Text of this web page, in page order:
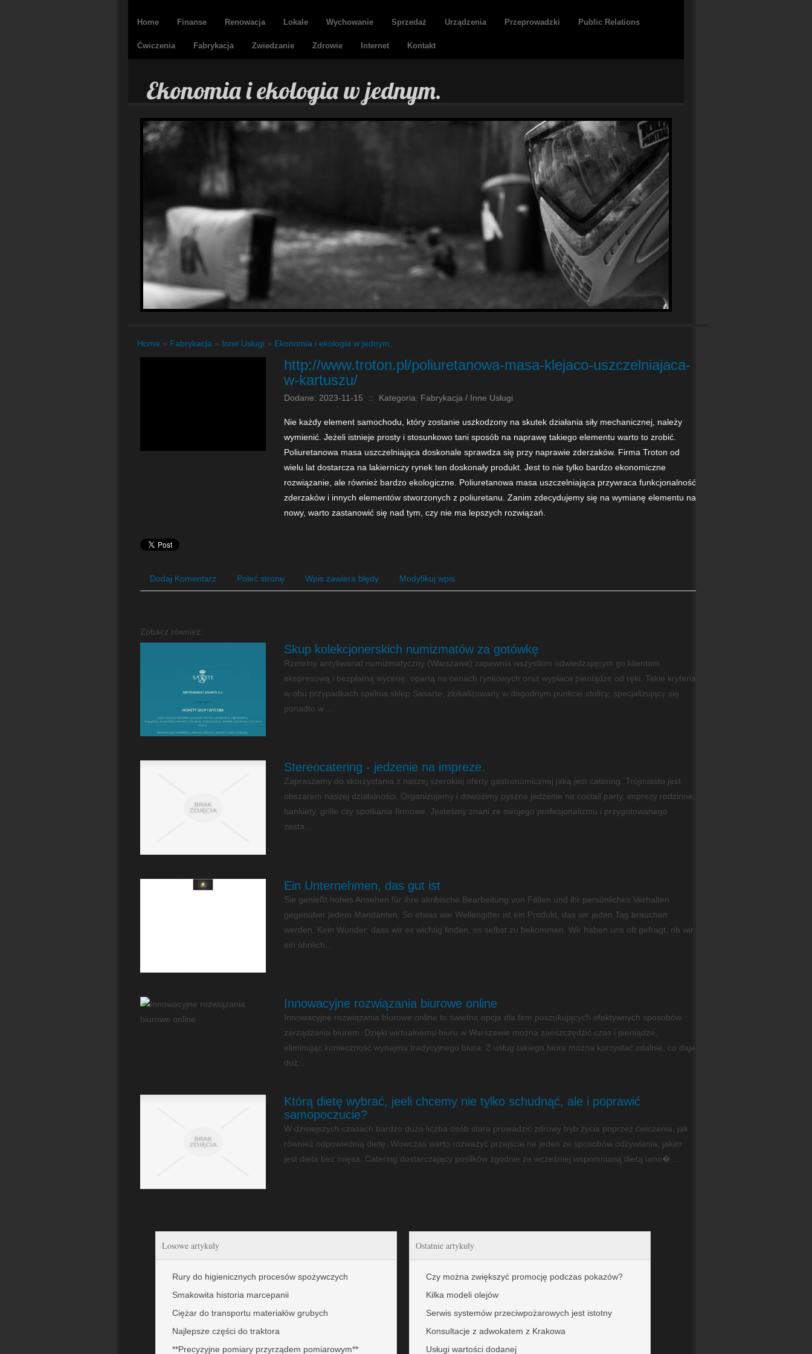
Home Finanse Renowacja Lokale Wychowanie Sprzedaż Urządzenia Przeprowadzki Public Relations
Ćwiczenia Fabrykacja Zwiedzanie Zdrowie Internet Kontakt
Ekonomia i ekologia w jednym.
Home » Fabrykacja » Inne Usługi » Ekonomia i ekologia w jednym.
http://www.troton.pl/poliuretanowa-masa-klejaco-uszczelniajaca-
w-kartuszu/
Dodane: 2023-11-15 :: Kategoria: Fabrykacja / Inne Usługi
Nie każdy element samochodu, który zostanie uszkodzony na skutek działania siły mechanicznej, należy
wymienić. Jeżeli istnieje prosty i stosunkowo tani sposób na naprawę takiego elementu warto to zrobić.
Poliuretanowa masa uszczelniająca doskonale sprawdza się przy naprawie zderzaków. Firma Troton od
wielu lat dostarcza na lakierniczy rynek ten doskonały produkt. Jest to nie tylko bardzo ekonomiczne
rozwiązanie, ale również bardzo ekologiczne. Poliuretanowa masa uszczelniająca przywraca funkcjonalność
zderzaków i innych elementów stworzonych z poliuretanu. Zanim zdecydujemy się na wymianę elementu na
nowy, warto zastanowić się nad tym, czy nie ma lepszych rozwiązań.
Dodaj Komentarz Poleć stronę Wpis zawiera błędy Modyfikuj wpis
Zobacz również:
Skup kolekcjonerskich numizmatów za gotówkę
Rzetelny antykwariat numizmatyczny (Warszawa) zapewnia wszystkim odwiedzającym go klientom
ekspresową i bezpłatną wycenę, opartą na cenach rynkowych oraz wypłaca pieniądze od ręki. Takie kryteria
w obu przypadkach spełnia sklep Sasarte, zlokalizowany w dogodnym punkcie stolicy, specjalizujący się
ponadto w ...
Stereocatering - jedzenie na impreze.
Zapraszamy do skorzystania z naszej szerokiej oferty gastronomicznej jaką jest catering. Trójmiasto jest
obszarem naszej działalności. Organizujemy i dowozimy pyszne jedzenie na coctail party, imprezy rodzinne,
bankiety, grille czy spotkania firmowe. Jesteśmy znani ze swojego profesjonalizmu i przygotowanego
zesta...
Ein Unternehmen, das gut ist
Sie genießt hohes Ansehen für ihre akribische Bearbeitung von Fällen und ihr persönliches Verhalten
gegenüber jedem Mandanten. So etwas wie Wellengitter ist ein Produkt, das wir jeden Tag brauchen
werden. Kein Wunder, dass wir es wichtig finden, es selbst zu bekommen. Wir haben uns oft gefragt, ob wir
ein ähnlich...
Innowacyjne rozwiązania biurowe online
Innowacyjne rozwiązania biurowe online to świetna opcja dla firm poszukujących efektywnych sposobów
zarządzania biurem. Dzięki wirtualnemu biuru w Warszawie można zaoszczędzić czas i pieniądze,
eliminując konieczność wynajmu tradycyjnego biura. Z usług takiego biura można korzystać zdalnie, co daje
duż...
Którą dietę wybrać, jeeli chcemy nie tylko schudnąć, ale i poprawić
samopoczucie?
W dzisiejszych czasach bardzo duża liczba osób stara prowadzić zdrowy tryb życia poprzez ćwiczenia, jak
również odpowiednią dietę. Wowczas warto rozważyć przejście ne jeden ze sposobów odżywiania, jakim
jest dieta bez mięsa. Catering dostarczający posiłków zgodnie ze wcześniej wspomnianą dietą umo�...
Losowe artykuły
Rury do higienicznych procesów spożywczych
Smakowita historia marcepanii
Ciężar do transportu materiałów grubych
Najlepsze części do traktora
**Precyzyjne pomiary przyrządem pomiarowym**
Ostatnie artykuły
Czy można zwiększyć promocję podczas pokazów?
Kilka modeli olejów
Serwis systemów przeciwpożarowych jest istotny
Konsultacje z adwokatem z Krakowa
Usługi wartości dodanej